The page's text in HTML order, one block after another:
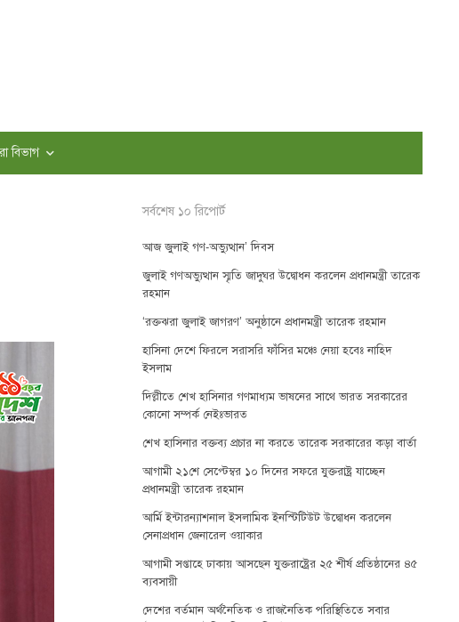
বিভাগ
সর্বশেষ ১০ রিপোর্ট
আজ জুলাই গণ-অভ্যুত্থান’ দিবস
জুলাই গণঅভ্যুত্থান স্মৃতি জাদুঘর উদ্বোধন করলেন প্রধানমন্ত্রী তারেক
রহমান
‘রক্তঝরা জুলাই জাগরণ’ অনুষ্ঠানে প্রধানমন্ত্রী তারেক রহমান
হাসিনা দেশে ফিরলে সরাসরি ফাঁসির মঞ্চে নেয়া হবেঃ নাহিদ
ইসলাম
দিল্লীতে শেখ হাসিনার গণমাধ্যম ভাষনের সাথে ভারত সরকারের
কোনো সম্পর্ক নেইঃভারত
শেখ হাসিনার বক্তব্য প্রচার না করতে তারেক সরকারের কড়া বার্তা
আগামী ২১শে সেপ্টেম্বর ১০ দিনের সফরে যুক্তরাষ্ট্র যাচ্ছেন
প্রধানমন্ত্রী তারেক রহমান
আর্মি ইন্টারন্যাশনাল ইসলামিক ইনস্টিটিউট উদ্বোধন করলেন
সেনাপ্রধান জেনারেল ওয়াকার
আগামী সপ্তাহে ঢাকায় আসছেন যুক্তরাষ্ট্রের ২৫ শীর্ষ প্রতিষ্ঠানের ৪৫
ব্যবসায়ী
দেশের বর্তমান অর্থনৈতিক ও রাজনৈতিক পরিস্থিতিতে সবার